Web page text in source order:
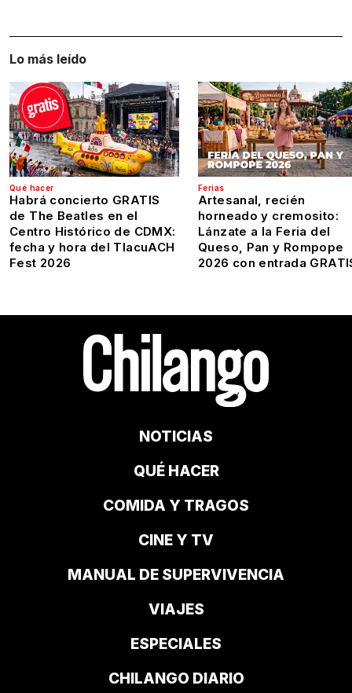
Lo más leído
Qué hacer
Habrá concierto GRATIS
de The Beatles en el
Centro Histórico de CDMX:
fecha y hora del TlacuACH
Fest 2026
Ferias
Artesanal, recién
horneado y cremosito:
Lánzate a la Feria del
Queso, Pan y Rompope
2026 con entrada
NOTICIAS
QUÉ HACER
COMIDA Y TRAGOS
CINE Y TV
MANUAL DE SUPERVIVENCIA
VIAJES
ESPECIALES
CHILANGO DIARIO